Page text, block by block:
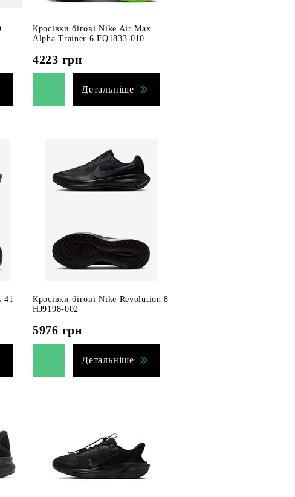
Кросівки бігові Nike Air Max
Alpha Trainer 6 FQ1833-010
4223 грн
Детальніше
41
Кросівки бігові Nike Revolution 8
HJ9198-002
5976 грн
Детальніше